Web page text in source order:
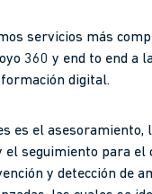
servicios más
360 y end to end a
digital.
es el asesoramiento,
seguimiento para el
y detección de